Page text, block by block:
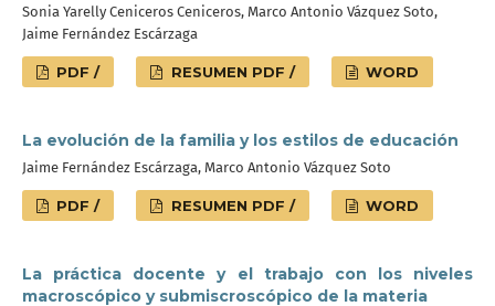
Sonia Yarelly Ceniceros Ceniceros, Marco Antonio Vázquez Soto,
Jaime Fernández Escárzaga
PDF / RESUMEN PDF / WORD
La evolución de la familia y los estilos de educación
Jaime Fernández Escárzaga, Marco Antonio Vázquez Soto
PDF / RESUMEN PDF / WORD
La práctica docente y el trabajo con los niveles
macroscópico y submiscroscópico de la materia